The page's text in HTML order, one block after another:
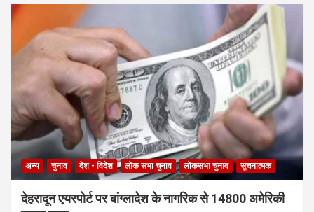
अन्य चुनाव देश - विदेश लोक सभा चुनाव लोकसभा चुनाव सूचनात्मक
देहरादून एयरपोर्ट पर बांग्लादेश के नागरिक से 14800 अमेरिकी